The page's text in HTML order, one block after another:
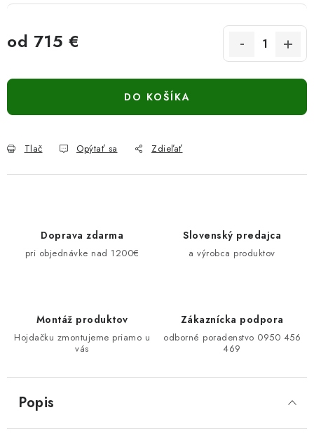
od 715 €
DO KOŠÍKA
Tlač Opýtať sa Zdieľať
Doprava zdarma
pri objednávke nad 1200€
Slovenský predajca
a výrobca produktov
Montáž produktov
Hojdačku zmontujeme priamo u
vás
Zákaznícka podpora
odborné poradenstvo 0950 456
469
Popis